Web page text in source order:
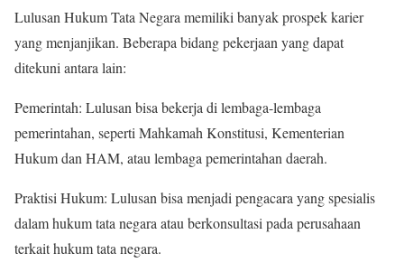
Lulusan Hukum Tata Negara memiliki banyak prospek karier
yang menjanjikan. Beberapa bidang pekerjaan yang dapat
ditekuni antara lain:
Pemerintah: Lulusan bisa bekerja di lembaga-lembaga
pemerintahan, seperti Mahkamah Konstitusi, Kementerian
Hukum dan HAM, atau lembaga pemerintahan daerah.
Praktisi Hukum: Lulusan bisa menjadi pengacara yang spesialis
dalam hukum tata negara atau berkonsultasi pada perusahaan
terkait hukum tata negara.